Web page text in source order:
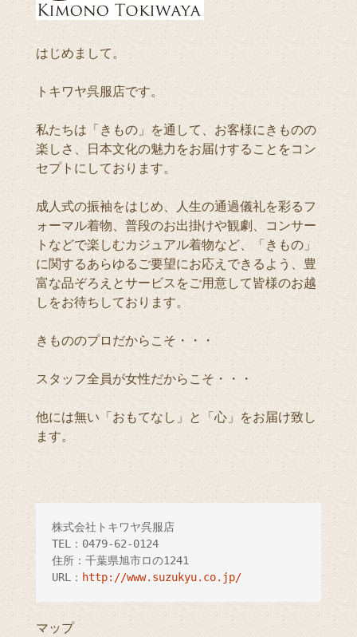
はじめまして。
トキワヤ呉服店です。
私たちは「きもの」を通して、お客様にきものの
楽しさ、日本文化の魅力をお届けすることをコン
セプトにしております。
成人式の振袖をはじめ、人生の通過儀礼を彩るフ
ォーマル着物、普段のお出掛けや観劇、コンサー
トなどで楽しむカジュアル着物など、「きもの」
に関するあらゆるご要望にお応えできるよう、豊
富な品ぞろえとサービスをご用意して皆様のお越
しをお待ちしております。
きもののプロだからこそ・・・
スタッフ全員が女性だからこそ・・・
他には無い「おもてなし」と「心」をお届け致し
ます。
株式会社トキワヤ呉服店
TEL：0479-62-0124
住所：千葉県旭市ロの1241
URL： http://www.suzukyu.co.jp/
マップ